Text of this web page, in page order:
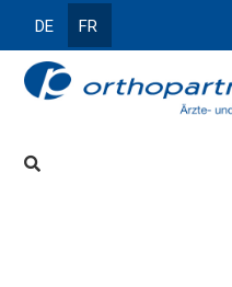
DE FR